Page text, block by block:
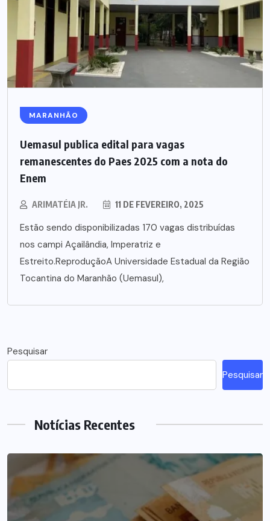
MARANHÃO
Uemasul publica edital para vagas
remanescentes do Paes 2025 com a nota do
Enem
ARIMATÉIA JR. 11 DE FEVEREIRO, 2025
Estão sendo disponibilizadas 170 vagas distribuídas
nos campi Açailândia, Imperatriz e
Estreito.ReproduçãoA Universidade Estadual da Região
Tocantina do Maranhão (Uemasul),
Pesquisar
Pesquisar
Notícias Recentes